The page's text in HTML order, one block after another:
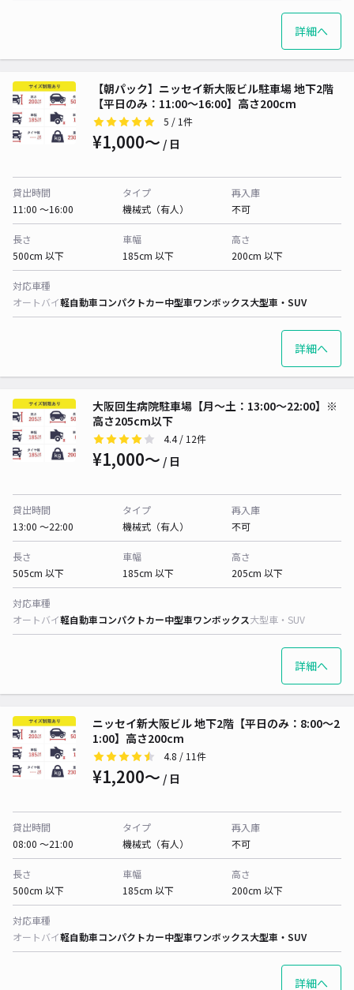
詳細へ
【朝パック】ニッセイ新大阪ビル駐車場 地下2階
【平日のみ：11:00～16:00】高さ200cm
5 / 1件
¥1,000〜 / 日
貸出時間
11:00 〜16:00
タイプ
機械式（有人）
再入庫
不可
長さ
500cm 以下
車幅
185cm 以下
高さ
200cm 以下
対応車種
オートバイ軽自動車コンパクトカー中型車ワンボックス大型車・SUV
詳細へ
大阪回生病院駐車場【月〜土：13:00～22:00】※
高さ205cm以下
4.4/ 12件
¥1,000〜 / 日
貸出時間
13:00 〜22:00
タイプ
機械式（有人）
再入庫
不可
長さ
505cm 以下
車幅
185cm 以下
高さ
205cm 以下
対応車種
オートバイ軽自動車コンパクトカー中型車ワンボックス大型車・SUV
詳細へ
ニッセイ新大阪ビル 地下2階【平日のみ：8:00～2
1:00】高さ200cm
4.8 / 11件
¥1,200〜 / 日
貸出時間
08:00 〜21:00
タイプ
機械式（有人）
再入庫
不可
長さ
500cm 以下
車幅
185cm 以下
高さ
200cm 以下
対応車種
オートバイ軽自動車コンパクトカー中型車ワンボックス大型車・SUV
詳細へ